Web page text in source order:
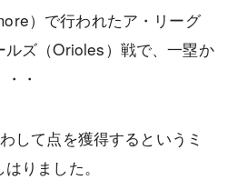
）で行われたア・リーグ
ズ（Orioles）戦で、一塁か
・
して点を獲得するというミ
りました。